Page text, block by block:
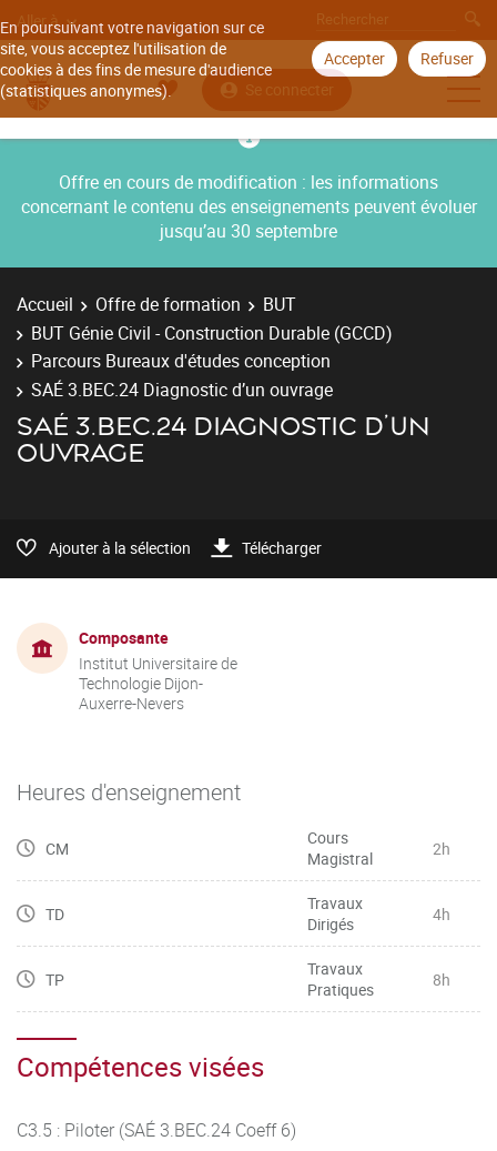
En poursuivant votre navigation sur ce
site, vous acceptez l'utilisation de
cookies à des fins de mesure d'audience
(statistiques anonymes).
Accepter Refuser
Aller à
Se connecter
Offre en cours de modification : les informations
concernant le contenu des enseignements peuvent évoluer
jusqu’au 30 septembre
Accueil Offre de formation
BUT
BUT Génie Civil - Construction Durable (GCCD)
Parcours Bureaux d'études conception
SAÉ 3.BEC.24 Diagnostic d’un ouvrage
SAÉ 3.BEC.24 DIAGNOSTIC D’UN
OUVRAGE
Ajouter à la sélection Télécharger
Composante
Institut Universitaire de
Technologie Dijon-
Auxerre-Nevers
Heures d'enseignement
CM
Cours
Magistral
2h
TD
Travaux
Dirigés
4h
TP
Travaux
Pratiques
8h
Compétences visées
C3.5 : Piloter (SAÉ 3.BEC.24 Coeff 6)